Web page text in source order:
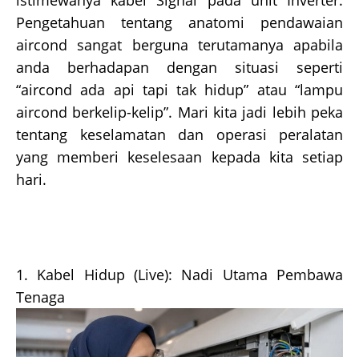
Pengetahuan tentang anatomi pendawaian
aircond sangat berguna terutamanya apabila
anda berhadapan dengan situasi seperti
“aircond ada api tapi tak hidup” atau “lampu
aircond berkelip-kelip”. Mari kita jadi lebih peka
tentang keselamatan dan operasi peralatan
yang memberi keselesaan kepada kita setiap
hari.
1. Kabel Hidup (Live): Nadi Utama Pembawa
Tenaga